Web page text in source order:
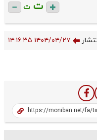
ت ت
۱۴۰۴/۰۴/۲۷ ۱۴:۱۶:۳۵